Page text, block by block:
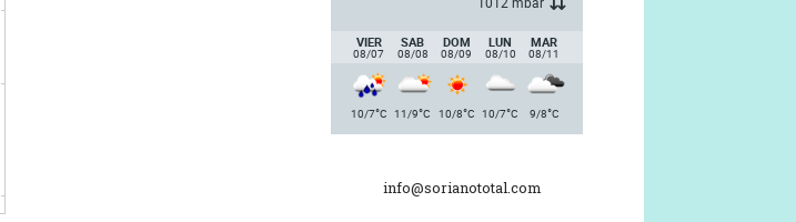
VIER
08/07
SAB
08/08
DOM
08/09
LUN
08/10
MAR
08/11
10/7°C 11/9°C 10/8°C 10/7°C 9/8°C
info@sorianototal.com